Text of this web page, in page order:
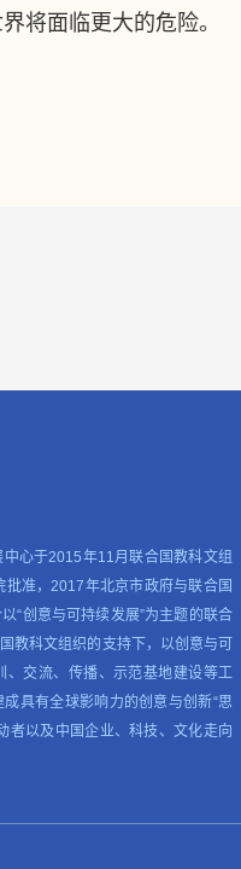
将面临更大的危险。
心于2015年11月联合国教科文组
准，2017年北京市政府与联合国
“创意与可持续发展”为主题的联合
教科文组织的支持下，以创意与可
、交流、传播、示范基地建设等工
具有全球影响力的创意与创新“思
者以及中国企业、科技、文化走向